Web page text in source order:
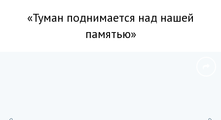
«Туман поднимается над нашей
памятью»